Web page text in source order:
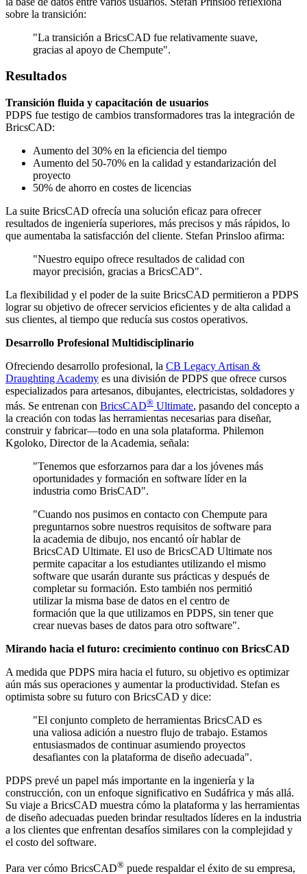
sobre la transición:
"La transición a BricsCAD fue relativamente suave,
gracias al apoyo de Chempute".
Resultados
Transición fluida y capacitación de usuarios
PDPS fue testigo de cambios transformadores tras la integración de
BricsCAD:
Aumento del 30% en la eficiencia del tiempo
Aumento del 50-70% en la calidad y estandarización del
proyecto
50% de ahorro en costes de licencias
La suite BricsCAD ofrecía una solución eficaz para ofrecer
resultados de ingeniería superiores, más precisos y más rápidos, lo
que aumentaba la satisfacción del cliente. Stefan Prinsloo afirma:
"Nuestro equipo ofrece resultados de calidad con
mayor precisión, gracias a BricsCAD".
La flexibilidad y el poder de la suite BricsCAD permitieron a PDPS
lograr su objetivo de ofrecer servicios eficientes y de alta calidad a
sus clientes, al tiempo que reducía sus costos operativos.
Desarrollo Profesional Multidisciplinario
Ofreciendo desarrollo profesional, la CB Legacy Artisan &
Draughting Academy es una división de PDPS que ofrece cursos
especializados para artesanos, dibujantes, electricistas, soldadores y
más. Se entrenan con BricsCAD® Ultimate, pasando del concepto a
la creación con todas las herramientas necesarias para diseñar,
construir y fabricar—todo en una sola plataforma. Philemon
Kgoloko, Director de la Academia, señala:
"Tenemos que esforzarnos para dar a los jóvenes más
oportunidades y formación en software líder en la
industria como BrisCAD".
"Cuando nos pusimos en contacto con Chempute para
preguntarnos sobre nuestros requisitos de software para
la academia de dibujo, nos encantó oír hablar de
BricsCAD Ultimate. El uso de BricsCAD Ultimate nos
permite capacitar a los estudiantes utilizando el mismo
software que usarán durante sus prácticas y después de
completar su formación. Esto también nos permitió
utilizar la misma base de datos en el centro de
formación que la que utilizamos en PDPS, sin tener que
crear nuevas bases de datos para otro software".
Mirando hacia el futuro: crecimiento continuo con BricsCAD
A medida que PDPS mira hacia el futuro, su objetivo es optimizar
aún más sus operaciones y aumentar la productividad. Stefan es
optimista sobre su futuro con BricsCAD y dice:
"El conjunto completo de herramientas BricsCAD es
una valiosa adición a nuestro flujo de trabajo. Estamos
entusiasmados de continuar asumiendo proyectos
desafiantes con la plataforma de diseño adecuada".
PDPS prevé un papel más importante en la ingeniería y la
construcción, con un enfoque significativo en Sudáfrica y más allá.
Su viaje a BricsCAD muestra cómo la plataforma y las herramientas
de diseño adecuadas pueden brindar resultados líderes en la industria
a los clientes que enfrentan desafíos similares con la complejidad y
el costo del software.
Para ver cómo BricsCAD® puede respaldar el éxito de su empresa,